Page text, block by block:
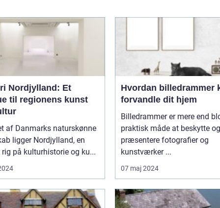
Nordjylland: Et
til regionens kunst
af Danmarks naturskønne
ligger Nordjylland, en
rig på kulturhistorie og ku...
Hvordan billedrammer
forvandle dit hjem
Billedrammer er mere end
praktisk måde at beskytte og
præsentere fotografier og
kunstværker ...
07 maj 2024